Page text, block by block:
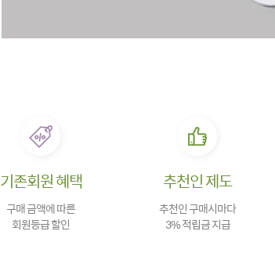
기존회원 혜택
구매 금액에 따른
회원등급 할인
추천인 제도
추천인 구매시마다
3% 적립금 지급